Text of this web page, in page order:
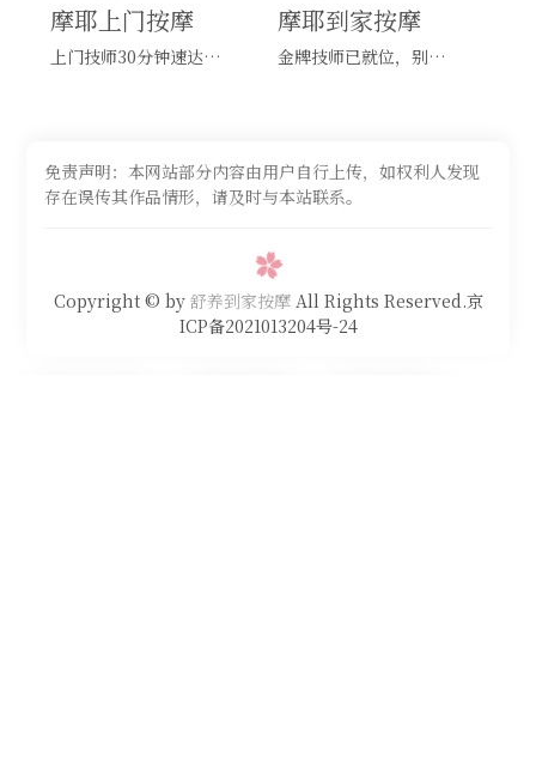
摩耶上门按摩
上门技师30分钟速达，别问，快约！
摩耶到家按摩
金牌技师已就位，别纠结，马上预约！
免责声明：本网站部分内容由用户自行上传，如权利人发现
存在误传其作品情形，请及时与本站联系。
Copyright © by 舒养到家按摩All Rights Reserved.京
ICP备2021013204号-24